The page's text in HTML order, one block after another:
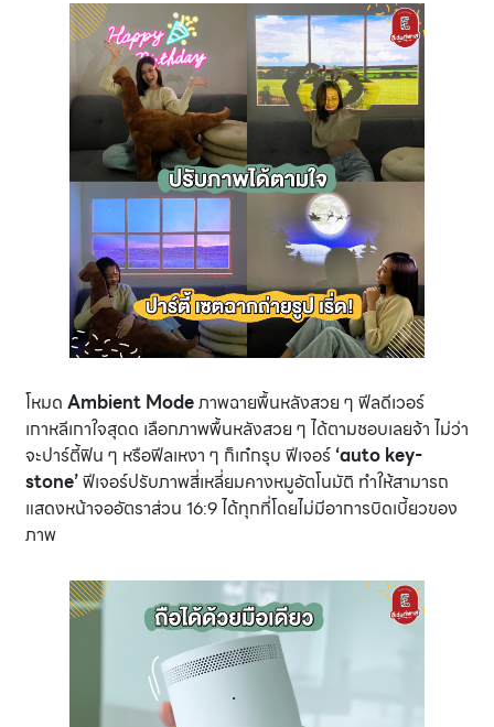
โหมด Ambient Modeภาพฉายพื้นหลังสวย ๆ ฟีลดีเวอร์
เกาหลีเกาใจสุดด เลือกภาพพื้นหลังสวย ๆ ได้ตามชอบเลยจ้า ไม่ว่า
จะปาร์ตี้ฟิน ๆ หรือฟีลเหงา ๆ ก็เก๋กรุบ ฟีเจอร์ ‘auto key-
stone’ฟีเจอร์ปรับภาพสี่เหลี่ยมคางหมูอัตโนมัติ ทำให้สามารถ
แสดงหน้าจออัตราส่วน 16:9 ได้ทุกที่โดยไม่มีอาการบิดเบี้ยวของ
ภาพ